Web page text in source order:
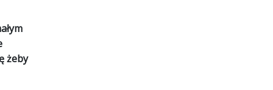
żeby